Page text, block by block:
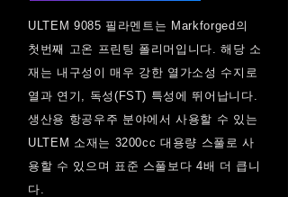
ULTEM 9085 필라멘트는 Markforged의
첫번째 고온 프린팅 폴리머입니다. 해당 소
재는 내구성이 매우 강한 열가소성 수지로
열과 연기, 독성(FST) 특성에 뛰어납니다.
생산용 항공우주 분야에서 사용할 수 있는
ULTEM 소재는 3200cc 대용량 스풀로 사
용할 수 있으며 표준 스풀보다 4배 더 큽니
다.